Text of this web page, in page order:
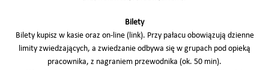
Bilety
Bilety kupisz w kasie oraz on-line (link). Przy pałacu obowiązują dzienne
limity zwiedzających, a zwiedzanie odbywa się w grupach pod opieką
pracownika, z nagraniem przewodnika (ok. 50 min).